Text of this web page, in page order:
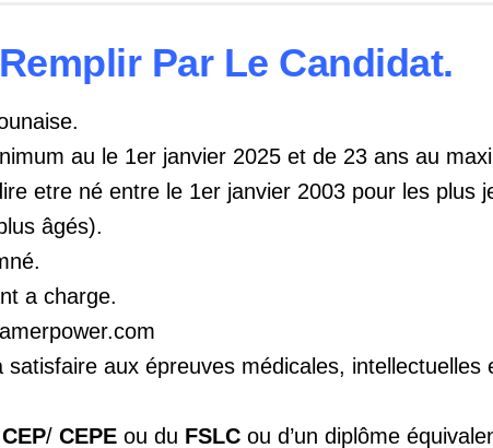
Par Le Candidat.
au le 1er janvier 2025 et de 23 ans au
etre né entre le 1er janvier 2003 pour les plus
âgés).
a charge.
aux épreuves médicales, intellectuelles
CEP/ CEPE ou du FSLC ou d’un diplôme